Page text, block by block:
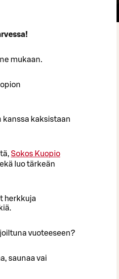
mukaan.
kanssa kaksistaan
Sokos Kuopio
luo tärkeän
herkkuja
vuoteeseen?
saunaa vai